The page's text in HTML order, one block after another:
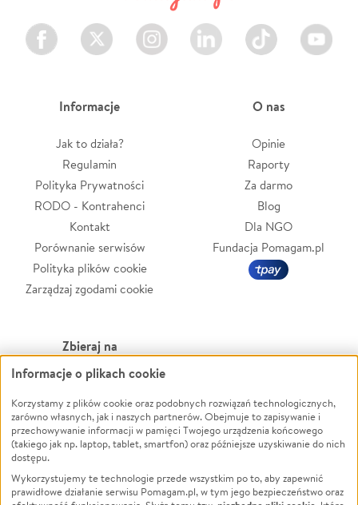
Facebook Twitter Instagram LinkedIn TikTok Youtube
Informacje
Jak to działa?
Regulamin
Polityka Prywatności
RODO - Kontrahenci
Kontakt
Porównanie serwisów
Polityka plików cookie
Zarządzaj zgodami cookie
O nas
Opinie
Raporty
Za darmo
Blog
Dla NGO
Fundacja Pomagam.pl
Zbieraj na
Leczenie
Zwierzęta
Pożar
Ukraina
Pomoc Finansowa
Powódź
Wichura
NGO
Edukacja
Informacje o plikach cookie
Korzystamy z plików cookie oraz podobnych rozwiązań technologicznych,
zarówno własnych, jak i naszych partnerów. Obejmuje to zapisywanie i
przechowywanie informacji w pamięci Twojego urządzenia końcowego
(takiego jak np. laptop, tablet, smartfon) oraz późniejsze uzyskiwanie do nich
dostępu.
Wykorzystujemy te technologie przede wszystkim po to, aby zapewnić
prawidłowe działanie serwisu Pomagam.pl, w tym jego bezpieczeństwo oraz